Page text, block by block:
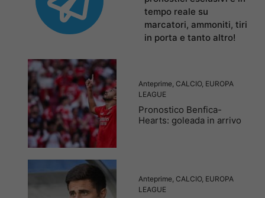
tempo reale su
marcatori, ammoniti, tiri
in porta e tanto altro!
Anteprime CALCIO, EUROPA
LEAGUE
Pronostico Benfica-
Hearts: goleada in arrivo
Anteprime CALCIO, EUROPA
LEAGUE